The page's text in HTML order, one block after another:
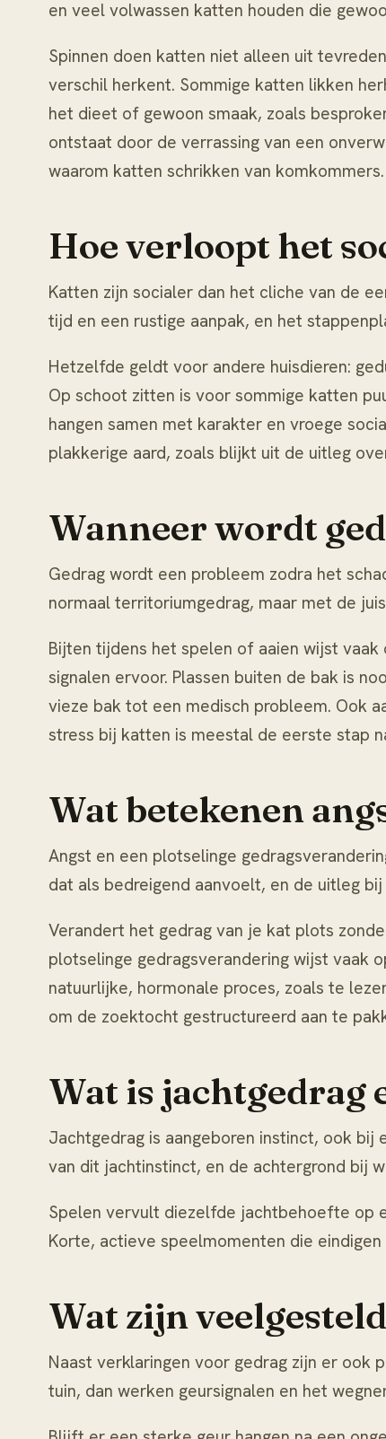
en veel volwassen katten houden die
Spinnen doen katten niet alleen uit
verschil herkent. Sommige katten likken
het dieet of gewoon smaak, zoals
ontstaat door de verrassing van een
waarom katten schrikken van komkommers.
Hoe verloopt het
Katten zijn socialer dan het cliche van de
tijd en een rustige aanpak, en het
Hetzelfde geldt voor andere huisdieren:
Op schoot zitten is voor sommige katten
hangen samen met karakter en vroege
plakkerige aard, zoals blijkt uit de uitleg
Wanneer wordt
Gedrag wordt een probleem zodra het
normaal territoriumgedrag, maar met de
Bijten tijdens het spelen of aaien wijst
signalen ervoor. Plassen buiten de bak is
vieze bak tot een medisch probleem. Ook
stress bij katten is meestal de eerste stap
Wat betekenen
Angst en een plotselinge
dat als bedreigend aanvoelt, en de uitleg bij
Verandert het gedrag van je kat plots
plotselinge gedragsveranderingwijst vaak
natuurlijke, hormonale proces, zoals te
om de zoektocht gestructureerd aan te
Wat is jachtgedrag
Jachtgedrag is aangeboren instinct, ook
van dit jachtinstinct, en de achtergrond bij
Spelen vervult diezelfde jachtbehoefte op
Korte, actieve speelmomenten die
Wat zijn
Naast verklaringen voor gedrag zijn er
tuin, dan werken geursignalen en het